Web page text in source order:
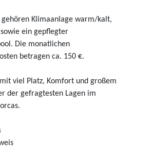
gehören Klimaanlage warm/kalt,
ein gepflegter
Die monatlichen
betragen ca. 150 €.
viel Platz, Komfort und großem
der gefragtesten Lagen im